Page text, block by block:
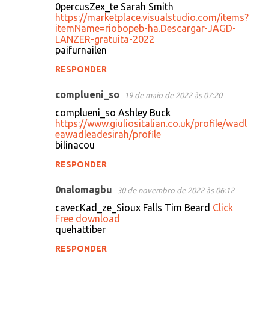
0percusZex_te Sarah Smith
https://marketplace.visualstudio.com/items?
itemName=riobopeb-ha.Descargar-JAGD-
LANZER-gratuita-2022
paifurnailen
RESPONDER
complueni_so 19 de maio de 2022 às 07:20
complueni_so Ashley Buck
https://www.giuliositalian.co.uk/profile/wadl
eawadleadesirah/profile
bilinacou
RESPONDER
0nalomagbu 30 de novembro de 2022 às 06:12
cavecKad_ze_Sioux Falls Tim Beard Click
Free download
quehattiber
RESPONDER